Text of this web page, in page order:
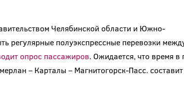
Челябинской области и Южно-
регулярные полуэкспрессные перевозки
опрос пассажиров. Ожидается, что время в
– Карталы – Магнитогорск-Пасс.